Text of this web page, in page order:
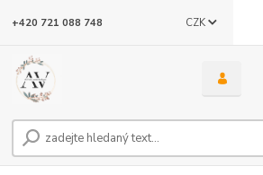
CZK
+420 721 088 748